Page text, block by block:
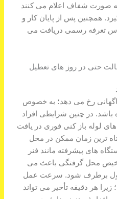
به صورت شفاف اعلام می کنند
همچنین پس از پایان کار و
تعرفه رسمی دریافت می
رخ می دهد؛ به خصوص
باشد. در چنین شرایطی افراد
لوله باز کنی فوری در یافت
ترین زمان ممکن در محل
های پیشرفته مانند فنر
محل گرفتگی باعث می
برطرف شود. سرعت عمل
هر دقیقه تأخیر می تواند